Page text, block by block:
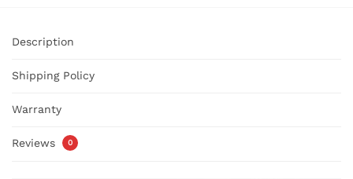
Description
Shipping Policy
Warranty
Reviews 0